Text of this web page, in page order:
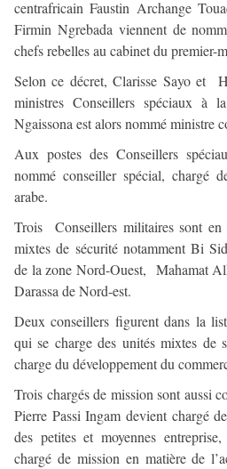
centrafricain Faustin Archange
Firmin Ngrebada viennent de
chefs rebelles au cabinet du premier-
Selon ce décret, Clarisse Sayo et
ministres Conseillers spéciaux à
Ngaissona est alors nommé ministre
Aux postes des Conseillers
nommé conseiller spécial, chargé
arabe.
Trois Conseillers militaires sont en
mixtes de sécurité notamment Bi
de la zone Nord-Ouest, Mahamat
Darassa de Nord-est.
Deux conseillers figurent dans la
qui se charge des unités mixtes de
charge du développement du
Trois chargés de mission sont aussi
Pierre Passi Ingam devient chargé
des petites et moyennes
chargé de mission en matière de